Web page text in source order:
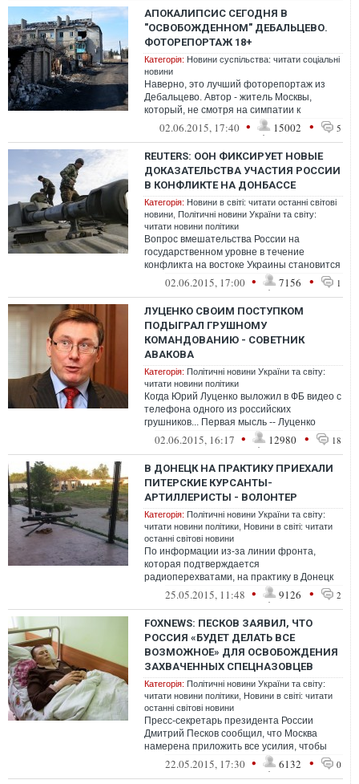
АПОКАЛИПСИС СЕГОДНЯ В
"ОСВОБОЖДЕННОМ" ДЕБАЛЬЦЕВО.
ФОТОРЕПОРТАЖ 18+
Категорія: Новини суспільства: читати соціальні
новини
Наверно, это лучший фоторепортаж из
Дебальцево. Автор - житель Москвы,
который, не смотря на симпатии к
"ополченцам", все же сделал довольно
02.06.2015, 17:40 • 15002 • 5
REUTERS: ООН ФИКСИРУЕТ НОВЫЕ
ДОКАЗАТЕЛЬСТВА УЧАСТИЯ РОССИИ
В КОНФЛИКТЕ НА ДОНБАССЕ
Категорія: Новини в світі: читати останні світові
новини Політичні новини України та світу:
читати новини політики
Вопрос вмешательства России на
государственном уровне в течение
конфликта на востоке Украины становится
все более доказанным, однако
неопровержимые пр...
02.06.2015, 17:00 • 7156 • 1
ЛУЦЕНКО СВОИМ ПОСТУПКОМ
ПОДЫГРАЛ ГРУШНОМУ
КОМАНДОВАНИЮ - СОВЕТНИК
АВАКОВА
Категорія: Політичні новини України та світу:
читати новини політики
Когда Юрий Луценко выложил в ФБ видео с
телефона одного из российских
грушников... Первая мысль -- Луценко
идиот. Вторая, тот кто ему эту запись
02.06.2015, 16:17 • 12980 • 18
В ДОНЕЦК НА ПРАКТИКУ ПРИЕХАЛИ
ПИТЕРСКИЕ КУРСАНТЫ-
АРТИЛЛЕРИСТЫ - ВОЛОНТЕР
Категорія: Політичні новини України та світу:
читати новини політики Новини в світі: читати
останні світові новини
По информации из-за линии фронта,
которая подтверждается
радиоперехватами, на практику в Донецк
приехали "питерские студенты".
Михайловская военная ар...
25.05.2015, 11:48 • 9126 • 2
FOXNEWS: ПЕСКОВ ЗАЯВИЛ, ЧТО
РОССИЯ «БУДЕТ ДЕЛАТЬ ВСЕ
ВОЗМОЖНОЕ» ДЛЯ ОСВОБОЖДЕНИЯ
ЗАХВАЧЕННЫХ СПЕЦНАЗОВЦЕВ
Категорія: Політичні новини України та світу:
читати новини політики Новини в світі: читати
останні світові новини
Пресс-секретарь президента России
Дмитрий Песков сообщил, что Москва
намерена приложить все усилия, чтобы
освободить военнослужащих Российской
22.05.2015, 17:30 • 6132 • 0